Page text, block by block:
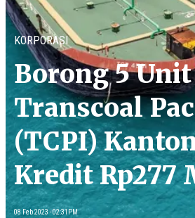
KORPORASI
Borong 5
Transcoal
(TCPI)
Kredit Rp277
dari Bank
08 Feb 2023 - 02:31PM